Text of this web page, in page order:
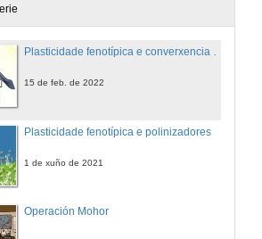
Plasticidade fenotípica e converxencia evolutiva
15 de feb. de 2022
Plasticidade fenotípica e polinizadores
1 de xuño de 2021
Operación Mohor